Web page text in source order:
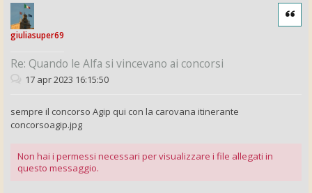
giuliasuper69
Re: Quando le Alfa si vincevano ai concorsi
Cita
17 apr 2023 16:15:50
sempre il concorso Agip qui con la carovana itinerante
concorsoagip.jpg
Non hai i permessi necessari per visualizzare i file allegati in
questo messaggio.